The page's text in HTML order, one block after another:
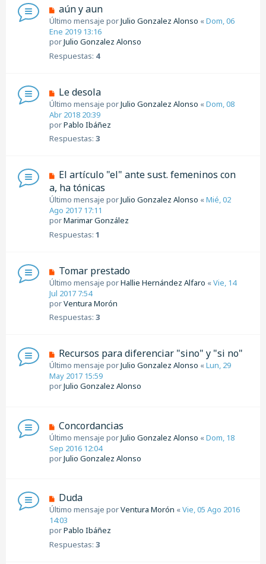
aún y aun
Último mensaje porJulio Gonzalez Alonso «Dom, 06
Ene 2019 13:16
porJulio Gonzalez Alonso
Respuestas: 4
Le desola
Último mensaje porJulio Gonzalez Alonso «Dom, 08
Abr 2018 20:39
porPablo Ibáñez
Respuestas: 3
El artículo "el" ante sust. femeninos con
a, ha tónicas
Último mensaje porJulio Gonzalez Alonso «Mié, 02
Ago 2017 17:11
porMarimar González
Respuestas: 1
Tomar prestado
Último mensaje porHallie Hernández Alfaro «Vie, 14
Jul 2017 7:54
porVentura Morón
Respuestas: 3
Recursos para diferenciar "sino" y "si no"
Último mensaje porJulio Gonzalez Alonso «Lun, 29
May 2017 15:59
porJulio Gonzalez Alonso
Concordancias
Último mensaje porJulio Gonzalez Alonso «Dom, 18
Sep 2016 12:04
porJulio Gonzalez Alonso
Duda
Último mensaje porVentura Morón «Vie, 05 Ago 2016
14:03
porPablo Ibáñez
Respuestas: 3